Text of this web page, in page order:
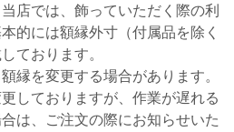
店では、飾っていただく際の利
的には額縁外寸（付属品を除く
ております。
縁を変更する場合があります。
しておりますが、作業が遅れる
は、ご注文の際にお知らせいた